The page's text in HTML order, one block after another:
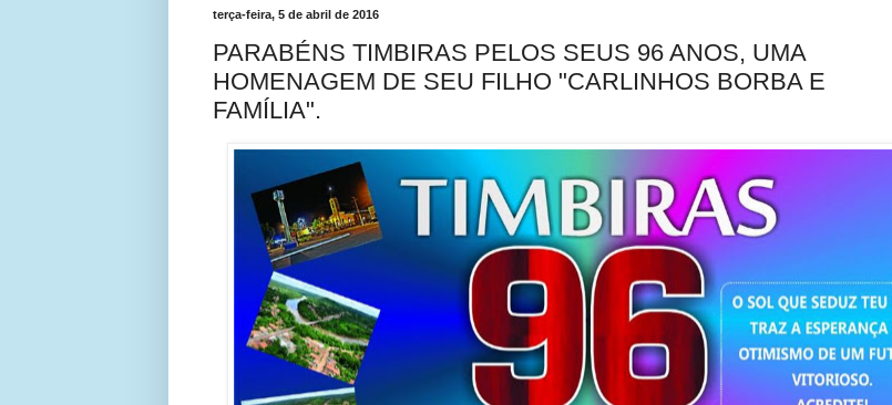
terça-feira, 5 de abril de 2016
PARABÉNS TIMBIRAS PELOS SEUS 96 ANOS, UMA
HOMENAGEM DE SEU FILHO "CARLINHOS BORBA E
FAMÍLIA".